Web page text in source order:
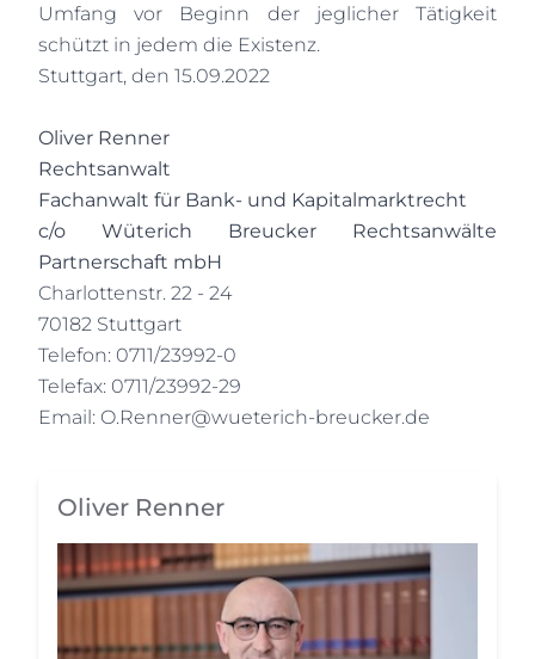
Umfang vor Beginn der jeglicher Tätigkeit
schützt in jedem die Existenz.
Stuttgart, den 15.09.2022
Oliver Renner
Rechtsanwalt
Fachanwalt für Bank- und Kapitalmarktrecht
c/o Wüterich Breucker Rechtsanwälte
Partnerschaft mbH
Charlottenstr. 22 - 24
70182 Stuttgart
Telefon: 0711/23992-0
Telefax: 0711/23992-29
Email: O.Renner@wueterich-breucker.de
Oliver Renner